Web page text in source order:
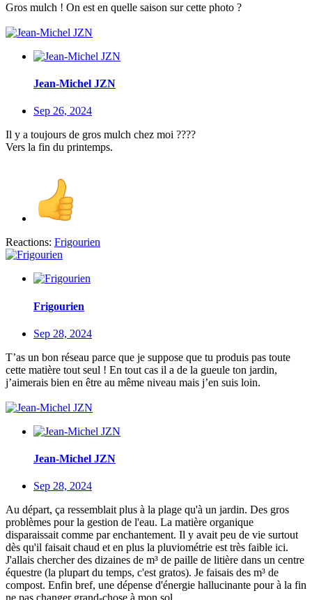
Gros mulch ! On est en quelle saison sur cette photo ?
Jean-Michel JZN
Sep 26, 2024
Il y a toujours de gros mulch chez moi ????
Vers la fin du printemps.
Reactions: Frigourien
Frigourien
Sep 28, 2024
T’as un bon réseau parce que je suppose que tu produis pas toute
cette matière tout seul ! En tout cas il a de la gueule ton jardin,
j’aimerais bien en être au même niveau mais j’en suis loin.
Jean-Michel JZN
Sep 28, 2024
Au départ, ça ressemblait plus à la plage qu'à un jardin. Des gros
problèmes pour la gestion de l'eau. La matière organique
disparaissait comme par enchantement. Il y avait peu de vie surtout
dès qu'il faisait chaud et en plus la pluviométrie est très faible ici.
J'allais chercher des dizaines de m³ de paille de litière dans un centre
équestre (la plupart du temps, c'est gratos). Je faisais des m³ de
compost. Enfin bref, une dépense d'énergie hallucinante pour à la fin